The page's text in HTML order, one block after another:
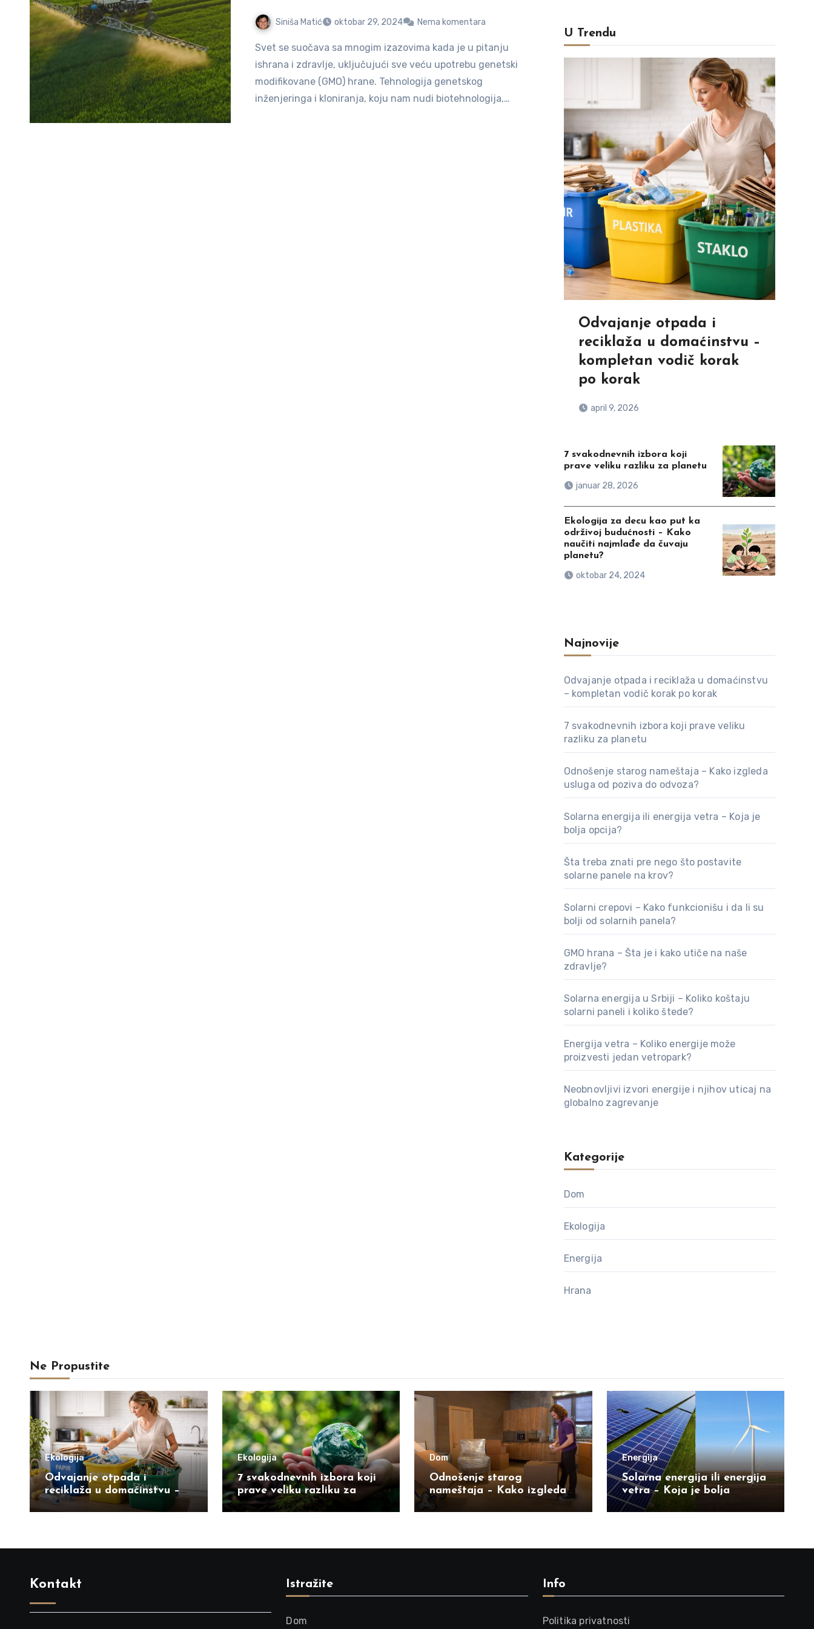
Siniša Matić oktobar 29, 2024 Nema komentara
Svet se suočava sa mnogim izazovima kada je u pitanju
ishrana i zdravlje, uključujući sve veću upotrebu genetski
modifikovane (GMO) hrane. Tehnologija genetskog
inženjeringa i kloniranja, koju nam nudi biotehnologija,…
U Trendu
Odvajanje otpada i
reciklaža u domaćinstvu –
kompletan vodič korak
po korak
april 9, 2026
7 svakodnevnih izbora koji
prave veliku razliku za planetu
januar 28, 2026
Ekologija za decu kao put ka
održivoj budućnosti – Kako
naučiti najmlađe da čuvaju
planetu?
oktobar 24, 2024
Najnovije
Odvajanje otpada i reciklaža u domaćinstvu
– kompletan vodič korak po korak
7 svakodnevnih izbora koji prave veliku
razliku za planetu
Odnošenje starog nameštaja – Kako izgleda
usluga od poziva do odvoza?
Solarna energija ili energija vetra – Koja je
bolja opcija?
Šta treba znati pre nego što postavite
solarne panele na krov?
Solarni crepovi – Kako funkcionišu i da li su
bolji od solarnih panela?
GMO hrana – Šta je i kako utiče na naše
zdravlje?
Solarna energija u Srbiji – Koliko koštaju
solarni paneli i koliko štede?
Energija vetra – Koliko energije može
proizvesti jedan vetropark?
Neobnovljivi izvori energije i njihov uticaj na
globalno zagrevanje
Kategorije
Dom
Ekologija
Energija
Hrana
Ne Propustite
Ekologija
Odvajanje otpada i
reciklaža u domaćinstvu –
kompletan vodič korak po
korak
Ekologija
7 svakodnevnih izbora koji
prave veliku razliku za
planetu
Dom
Odnošenje starog
nameštaja – Kako izgleda
usluga od poziva do
odvoza?
Energija
Solarna energija ili energija
vetra – Koja je bolja
opcija?
Kontakt Istražite
Dom
Info
Politika privatnosti